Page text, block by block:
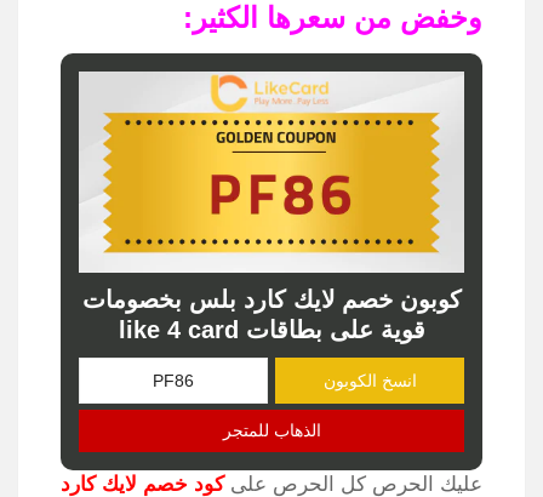
وخفض من سعرها الكثير:
كوبون خصم لايك كارد بلس بخصومات
قوية على بطاقات like 4 card
انسخ الكوبون
الذهاب للمتجر
عليك الحرص كل الحرص علىكود خصم لايك كارد